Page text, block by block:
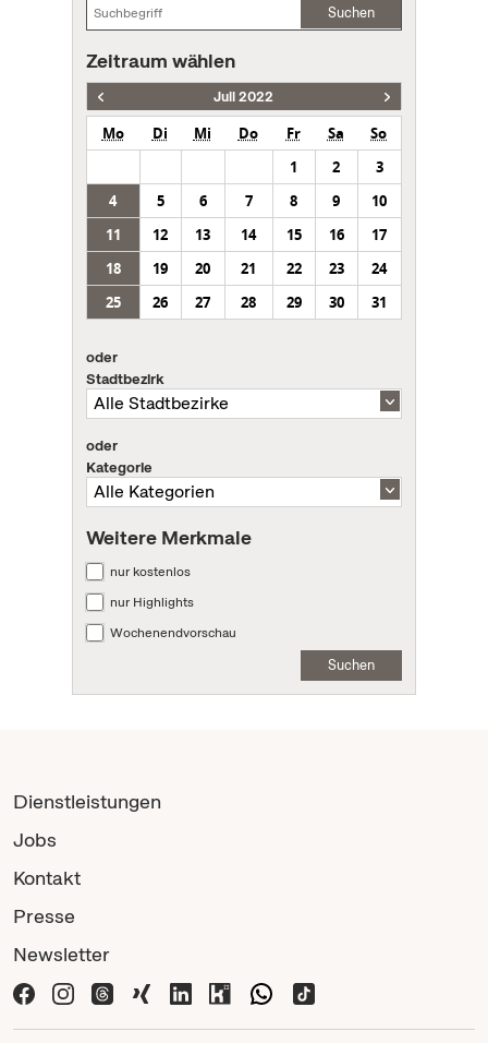
Suchen
Zeitraum wählen
Juli 2022
Mo Di Mi Do Fr Sa
So
1
2
3
4
5 6 7 8 9
10
11
12 13 14 15 16
17
18
19 20 21 22 23
24
25
26 27 28 29 30 31
oder
Stadtbezirk
oder
Kategorie
Weitere Merkmale
nur kostenlos
nur Highlights
Wochenendvorschau
Suchen
Dienstleistungen
Jobs
Kontakt
Presse
Newsletter